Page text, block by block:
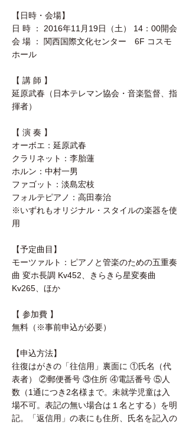
【日時・会場】
日 時 ： 2016年11月19日（土） 14：00開会
会 場 ： 関西国際文化センター 6F コスモ
ホール
【 講 師 】
延原武春（日本テレマン協会・音楽監督、指
揮者）
【 演 奏 】
オーボエ：延原武春
クラリネット：李胎蓮
ホルン：中村一男
ファゴット：淡島宏枝
フォルテピアノ：高田泰治
※いずれもオリジナル・スタイルの楽器を使
用
【予定曲目】
モーツァルト：ピアノと管楽のための五重奏
曲 変ホ長調 Kv452、きらきら星変奏曲
Kv265、ほか
【 参加費 】
無料（※事前申込が必要）
【申込方法】
往復はがきの「往信用」裏面に ①氏名（代
表者） ②郵便番号 ③住所 ④電話番号 ⑤人
数（1通につき2名様まで。未就学児童は入
場不可。表記の無い場合は１名とする）を明
記。「返信用」の表にも住所、氏名を記入の